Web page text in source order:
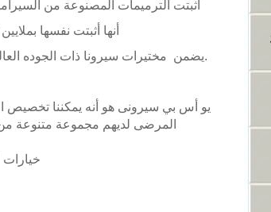
أثبتت الترميمات المصنوعة من
أنها أثبتت نفسها
يضمن مختيرات سيرونا ذات الجوده العاليه الحصول على أفضل النتائج – لصالح مرضانا.
المرضى لديهم مجموعة متنوعة من
خيارات